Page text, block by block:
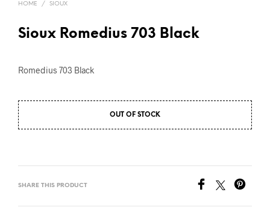
HOME / SIOUX
Sioux Romedius 703 Black
Romedius 703 Black
OUT OF STOCK
SHARE THIS PRODUCT